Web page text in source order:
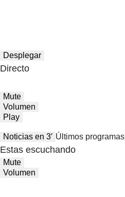
Desplegar
Directo
Mute
Volumen
Play
Noticias en 3′ Últimos programas
Estas escuchando
Mute
Volumen